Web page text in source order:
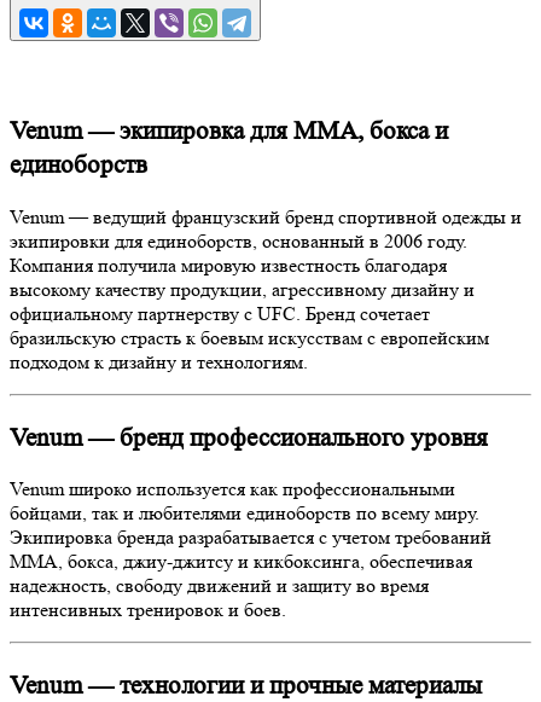
Venum — экипировка для ММА, бокса и
единоборств
Venum — ведущий французский бренд спортивной одежды и
экипировки для единоборств, основанный в 2006 году.
Компания получила мировую известность благодаря
высокому качеству продукции, агрессивному дизайну и
официальному партнерству с UFC. Бренд сочетает
бразильскую страсть к боевым искусствам с европейским
подходом к дизайну и технологиям.
Venum — бренд профессионального уровня
Venum широко используется как профессиональными
бойцами, так и любителями единоборств по всему миру.
Экипировка бренда разрабатывается с учетом требований
ММА, бокса, джиу-джитсу и кикбоксинга, обеспечивая
надежность, свободу движений и защиту во время
интенсивных тренировок и боев.
Venum — технологии и прочные материалы